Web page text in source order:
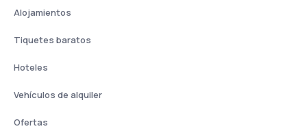
Alojamientos
Tiquetes baratos
Hoteles
Vehículos de alquiler
Ofertas